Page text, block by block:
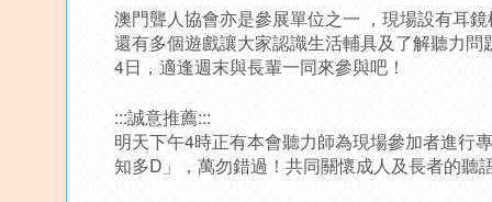
澳門聾人協會亦是參展單位之一 ，現場設有耳
還有多個遊戲讓大家認識生活輔具及了解聽力
4日，適逢週末與長輩一同來參與吧！
:::誠意推薦:::
明天下午4時正有本會聽力師為現場參加者進行
知多D」，萬勿錯過！共同關懷成人及長者的聽